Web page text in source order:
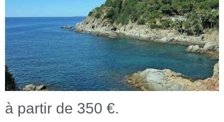
à partir de 350 €.